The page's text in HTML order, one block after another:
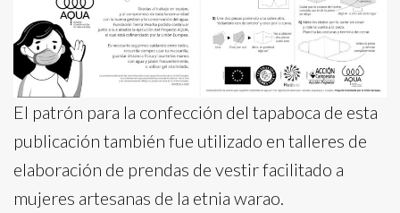
El patrón para la confección del tapaboca de esta
publicación también fue utilizado en talleres de
elaboración de prendas de vestir facilitado a
mujeres artesanas de la etnia warao.